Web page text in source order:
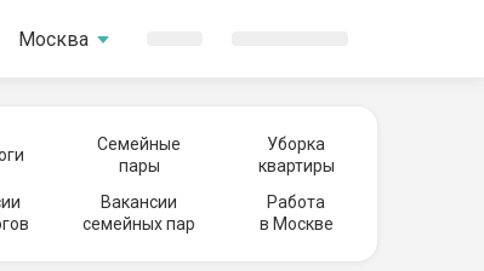
Москва
Семейные
пары
Уборка
квартиры
Вакансии
семейных пар
Работа
в Москве